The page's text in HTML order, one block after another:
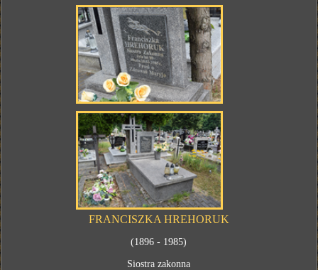
FRANCISZKA HREHORUK
(1896 - 1985)
Siostra zakonna